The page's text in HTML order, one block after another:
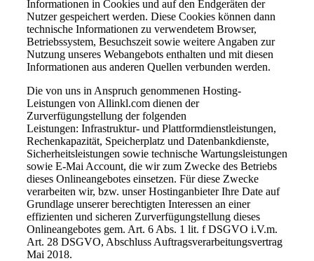
Informationen in Cookies und auf den Endgeräten der
Nutzer gespeichert werden. Diese Cookies können dann
technische Informationen zu verwendetem Browser,
Betriebssystem, Besuchszeit sowie weitere Angaben zur
Nutzung unseres Webangebots enthalten und mit diesen
Informationen aus anderen Quellen verbunden werden.
Die von uns in Anspruch genommenen Hosting-
Leistungen von Allinkl.com dienen der
Zurverfügungstellung der folgenden
Leistungen: Infrastruktur- und Plattformdienstleistungen,
Rechenkapazität, Speicherplatz und Datenbankdienste,
Sicherheitsleistungen sowie technische Wartungsleistungen
sowie E-Mai Account, die wir zum Zwecke des Betriebs
dieses Onlineangebotes einsetzen. Für diese Zwecke
verarbeiten wir, bzw. unser Hostinganbieter Ihre Date auf
Grundlage unserer berechtigten Interessen an einer
effizienten und sicheren Zurverfügungstellung dieses
Onlineangebotes gem. Art. 6 Abs. 1 lit. f DSGVO i.V.m.
Art. 28 DSGVO, Abschluss Auftragsverarbeitungsvertrag
Mai 2018.